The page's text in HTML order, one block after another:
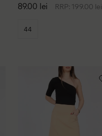
89.00 lei RRP: 199.00 lei
44